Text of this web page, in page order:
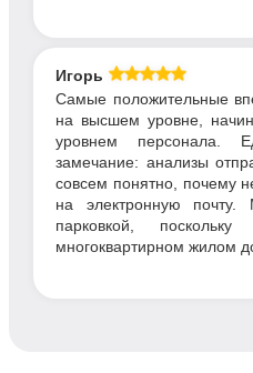
Игорь
Самые положительные
на высшем уровне,
уровнем персонала.
замечание: анализы
совсем понятно, почему
на электронную
парковкой,
многоквартирном жилом